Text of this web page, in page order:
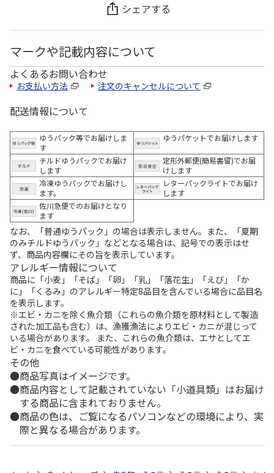
シェアする
マークや記載内容について
よくあるお問い合わせ
お支払い方法 注文のキャンセルについて
配送情報について
ゆうパック等でお届けしま
す
ゆうパケットでお届けします
チルドゆうパックでお届け
します
定形外郵便(簡易書留)でお届
けします
冷凍ゆうパックでお届けし
ます。
レターパックライトでお届け
します
佐川急便でのお届けとなり
ます
なお、「普通ゆうパック」の場合は表示しません。また、「夏期
のみチルドゆうパック」などとなる場合は、記号での表示はせ
ず、商品内容欄にその旨を表示しています。
アレルギー情報について
商品に「小麦」「そば」「卵」「乳」「落花生」「えび」「か
に」「くるみ」のアレルギー特定8品目を含んでいる場合に品目名
を表示します。
※エビ・カニを除く魚介類（これらの魚介類を原材料として製造
された加工品も含む）は、漁獲漁法によりエビ・カニが混じって
いる場合があります。 また、これらの魚介類は、エサとしてエ
ビ・カニを食べている可能性があります。
その他
商品写真はイメージです。
商品内容として記載されていない「小道具類」はお届け
する商品に含まれておりません。
商品の色は、ご覧になるパソコンなどの環境により、実
際と異なる場合があります。